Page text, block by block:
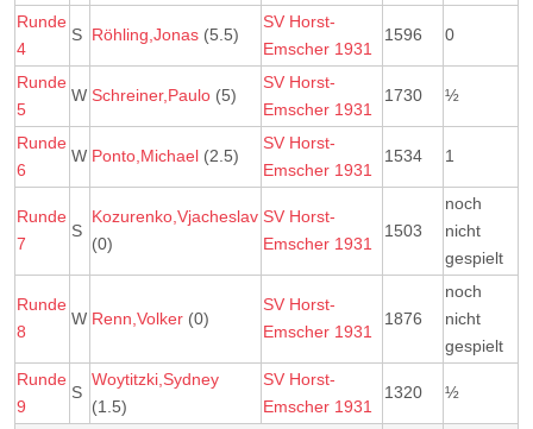
Runde
4
S Röhling,Jonas (5.5)
SV Horst-
Emscher 1931
1596 0
Runde
5
W Schreiner,Paulo (5)
SV Horst-
Emscher 1931
1730 ½
Runde
6
W Ponto,Michael (2.5)
SV Horst-
Emscher 1931
1534 1
Runde
7
S
Kozurenko,Vjacheslav
(0)
SV Horst-
Emscher 1931
1503
noch
nicht
gespielt
Runde
8
W Renn,Volker (0)
SV Horst-
Emscher 1931
1876
noch
nicht
gespielt
Runde
9
S
Woytitzki,Sydney
(1.5)
SV Horst-
Emscher 1931
1320 ½